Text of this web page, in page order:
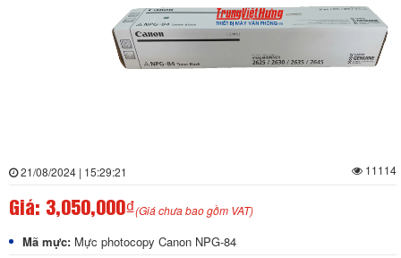
21/08/2024 | 15:29:21 11114
Giá: 3,050,000₫(Giá chưa bao gồm VAT)
Mã mực: Mực photocopy Canon NPG-84